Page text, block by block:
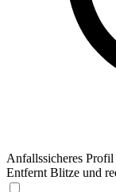
Anfallssicheres Profil
Entfernt Blitze und